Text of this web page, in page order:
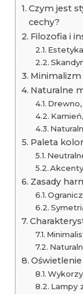
Czym jest
cechy?
Filozofia i
Naturalne
Paleta
Zasady
Oświetlenie
Lampy